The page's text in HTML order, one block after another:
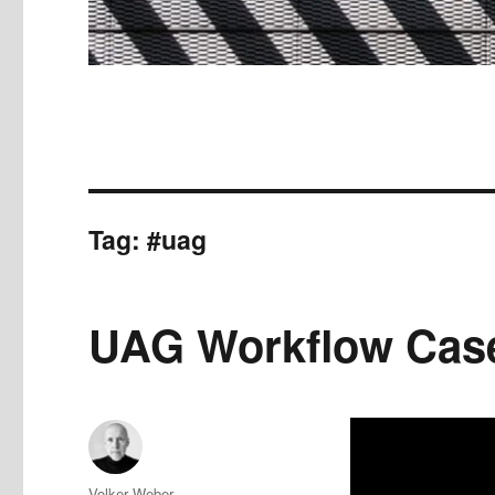
Tag:#uag
UAG Workflow